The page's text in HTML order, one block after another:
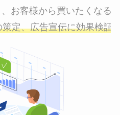
お客様から買いたくなる
定、広告宣伝に効果検証